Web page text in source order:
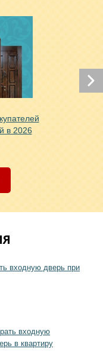
в 2026
входную дверь при
входную
в квартиру